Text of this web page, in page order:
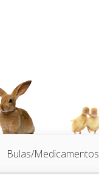
Bulas/Medicamentos